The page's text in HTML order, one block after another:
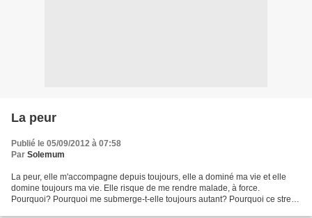
La peur
Publié le 05/09/2012 à 07:58
Par Solemum
La peur, elle m'accompagne depuis toujours, elle a dominé ma vie et elle
domine toujours ma vie. Elle risque de me rendre malade, à force.
Pourquoi? Pourquoi me submerge-t-elle toujours autant? Pourquoi ce stress